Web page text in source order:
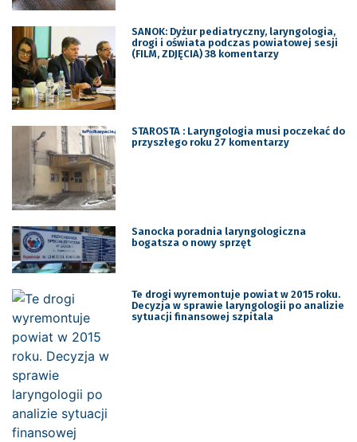
SANOK: Dyżur pediatryczny, laryngologia,
drogi i oświata podczas powiatowej sesji
(FILM, ZDJĘCIA) 38 komentarzy
STAROSTA : Laryngologia musi poczekać do
przyszłego roku 27 komentarzy
Sanocka poradnia laryngologiczna
bogatsza o nowy sprzęt
Te drogi wyremontuje powiat w 2015 roku.
Decyzja w sprawie laryngologii po analizie
sytuacji finansowej szpitala